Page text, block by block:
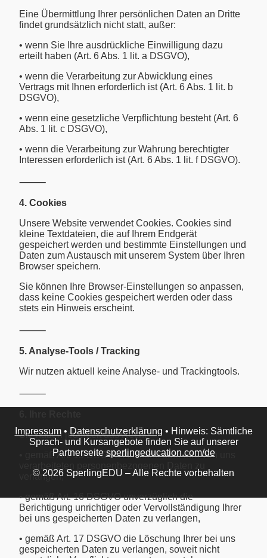
Eine Übermittlung Ihrer persönlichen Daten an Dritte
findet grundsätzlich nicht statt, außer:
• wenn Sie Ihre ausdrückliche Einwilligung dazu
erteilt haben (Art. 6 Abs. 1 lit. a DSGVO),
• wenn die Verarbeitung zur Abwicklung eines
Vertrags mit Ihnen erforderlich ist (Art. 6 Abs. 1 lit. b
DSGVO),
• wenn eine gesetzliche Verpflichtung besteht (Art. 6
Abs. 1 lit. c DSGVO),
• wenn die Verarbeitung zur Wahrung berechtigter
Interessen erforderlich ist (Art. 6 Abs. 1 lit. f DSGVO).
⸻
4. Cookies
Unsere Website verwendet Cookies. Cookies sind
kleine Textdateien, die auf Ihrem Endgerät
gespeichert werden und bestimmte Einstellungen und
Daten zum Austausch mit unserem System über Ihren
Browser speichern.
Sie können Ihre Browser-Einstellungen so anpassen,
dass keine Cookies gespeichert werden oder dass
stets ein Hinweis erscheint.
⸻
5. Analyse-Tools / Tracking
Wir nutzen aktuell keine Analyse- und Trackingtools.
⸻
Sie haben jederzeit das Recht:
• gemäß Art. 15 DSGVO Auskunft über Ihre von uns
verlangen,
• gemäß Art. 16 DSGVO unverzüglich die
Berichtigung unrichtiger oder Vervollständigung Ihrer
bei uns gespeicherten Daten zu verlangen,
• gemäß Art. 17 DSGVO die Löschung Ihrer bei uns
gespeicherten Daten zu verlangen, soweit nicht
Impressum• Datenschutzerklärung • Hinweis: Sämtliche
Sprach- und Kursangebote finden Sie auf unserer
Partnerseite sperlingeducation.com/de
© 2026 SperlingEDU – Alle Rechte vorbehalten